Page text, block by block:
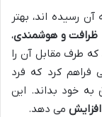
رسیده اند، بهتر
ظرافت و هوشمندی،
طرف مقابل آن را
فراهم کرد که فرد
خود بداند. این
می دهد.